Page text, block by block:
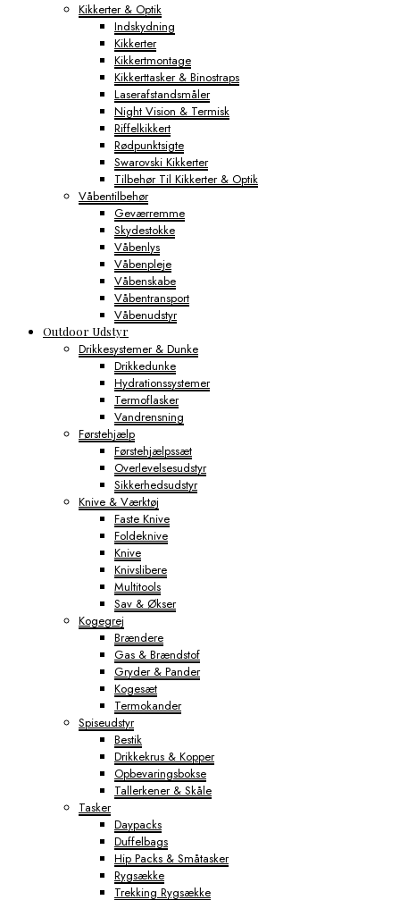
Kikkerter & Optik
Indskydning
Kikkerter
Kikkertmontage
Kikkerttasker & Binostraps
Laserafstandsmåler
Night Vision & Termisk
Riffelkikkert
Rødpunktsigte
Swarovski Kikkerter
Tilbehør Til Kikkerter & Optik
Våbentilbehør
Geværremme
Skydestokke
Våbenlys
Våbenpleje
Våbenskabe
Våbentransport
Våbenudstyr
Outdoor Udstyr
Drikkesystemer & Dunke
Drikkedunke
Hydrationssystemer
Termoflasker
Vandrensning
Førstehjælp
Førstehjælpssæt
Overlevelsesudstyr
Sikkerhedsudstyr
Knive & Værktøj
Faste Knive
Foldeknive
Knive
Knivslibere
Multitools
Sav & Økser
Kogegrej
Brændere
Gas & Brændstof
Gryder & Pander
Kogesæt
Termokander
Spiseudstyr
Bestik
Drikkekrus & Kopper
Opbevaringsbokse
Tallerkener & Skåle
Tasker
Daypacks
Duffelbags
Hip Packs & Småtasker
Rygsække
Trekking Rygsække